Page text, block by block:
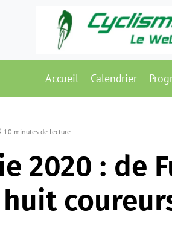
Accueil Calendrier
10 minutes de lecture
2020 : de
huit